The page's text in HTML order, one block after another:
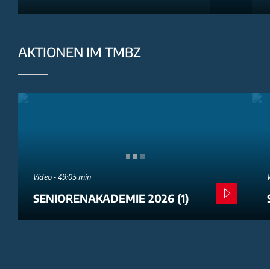
AKTIONEN IM TMBZ
Video - 49:05 min
SENIORENAKADEMIE 2026 (1)